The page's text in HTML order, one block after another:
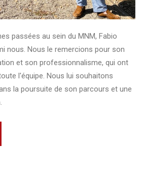
passées au sein du MNM, Fabio
nous. Nous le remercions pour son
et son professionnalisme, qui ont
l'équipe. Nous lui souhaitons
la poursuite de son parcours et une